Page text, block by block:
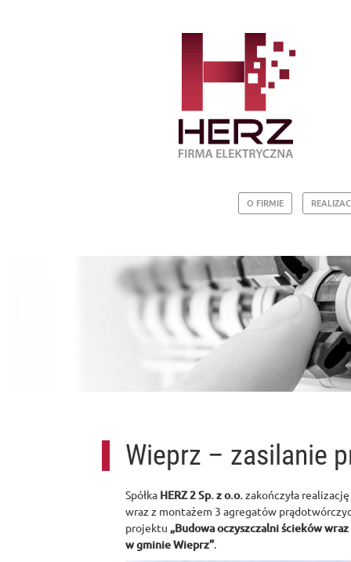
O FIRMIE
Wieprz – zasilanie
Spółka HERZ 2 Sp. z o.o.zakończyła
wraz z montażem 3 agregatów
projektu „Budowa oczyszczalni ścieków
w gminie Wieprz”.